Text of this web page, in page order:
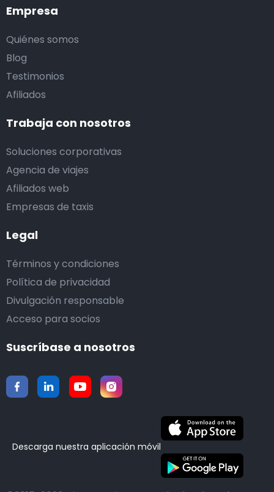
Empresa
Quiénes somos
Blog
Testimonios
Afiliados
Trabaja con nosotros
Soluciones corporativas
Agencia de viajes
Afiliados web
Empresas de taxis
Legal
Términos y condiciones
Política de privacidad
Divulgación responsable
Acceso para socios
Suscríbase a nosotros
Descarga nuestra aplicación móvil